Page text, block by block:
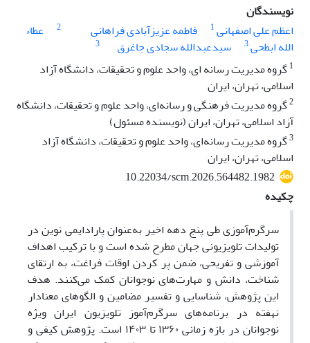
نویسندگان
اعظم علی اصفهانی1 فاطمه عزیزآبادی فراهانی 2
عطاء
الله ابطحی3 سیدعبدالله سجادی جاغرق
3
1گروه مدیریت رسانه ای، واحد علوم و تحقیقات، دانشگاه آزاد
اسلامی، تهران، ایران
2گروه مدیریت فرهنگی و رسانه‌ای، واحد علوم و تحقیقات، دانشگاه
آزاد اسلامی، تهران، ایران (نویسنده مسئول)
3گروه مدیریت رسانه‌ای، واحد علوم و تحقیقات، دانشگاه آزاد
اسلامی، تهران، ایران
10.22034/scm.2026.564482.1982
چکیده
سرگرم‌آموزی طی پنج دهه اخیر به‌عنوان پارادایمی نوین در
تولیدات تلویزیونی جهان مطرح شده است و با ترکیب اهداف
آموزشی و تفریحی، ضمن پر کردن اوقات فراغت، به ارتقای
شناخت، دانش و مهارت‌های نوجوانان کمک می‌کنند. هدف
این پژوهش، شناسایی و تفسیر مضامین و الگوهای معنادار
نهفته در برنامه‌های سرگرم‌آموز تلویزیون ایران ویژه
نوجوانان در بازه زمانی ۱۳۶۰ تا ۱۴۰۳ است. پژوهش کیفی و